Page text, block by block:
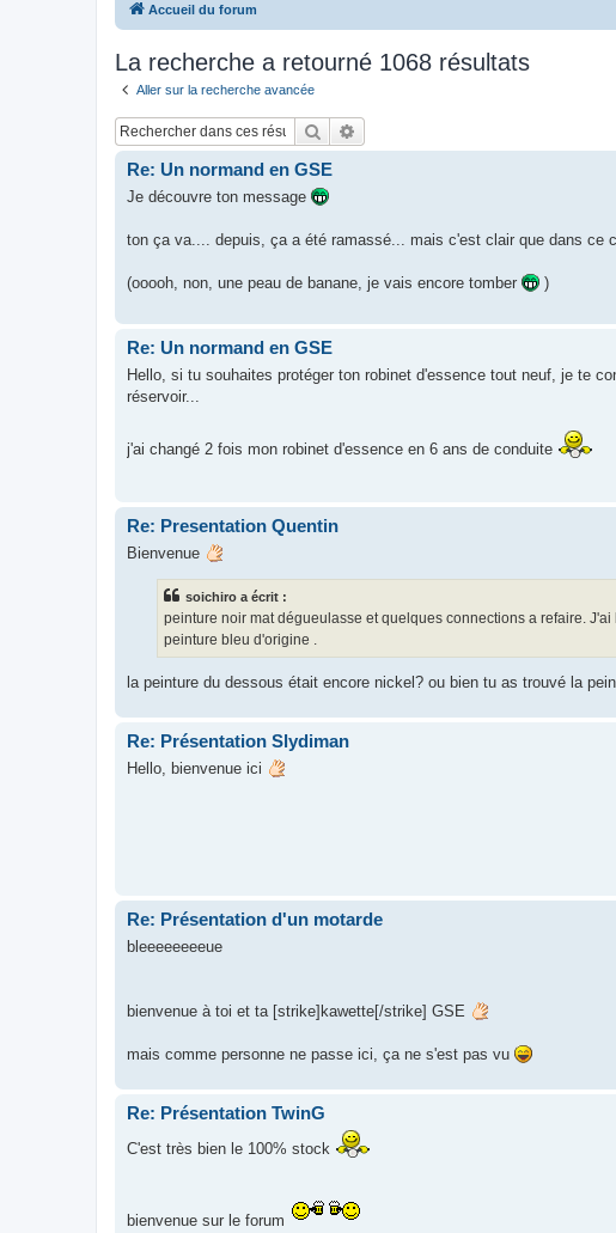
Accueil du forum
La recherche a retourné 1068 résultats
Aller sur la recherche avancée
Rechercher
Re: Un normand en GSE
Je découvre ton message
ton ça va.... depuis, ça a été ramassé... mais c'est clair que dans ce
(ooooh, non, une peau de banane, je vais encore tomber )
Re: Un normand en GSE
Hello, si tu souhaites protéger ton robinet d'essence tout neuf, je te
réservoir...
j'ai changé 2 fois mon robinet d'essence en 6 ans de conduite
Re: Presentation Quentin
Bienvenue
soichiro a écrit :
peinture noir mat dégueulasse et quelques connections a refaire.
peinture bleu d'origine .
la peinture du dessous était encore nickel? ou bien tu as trouvé la
Re: Présentation Slydiman
Hello, bienvenue ici
Re: Présentation d'un motarde
bleeeeeeeeue
bienvenue à toi et ta [strike]kawette[/strike] GSE
mais comme personne ne passe ici, ça ne s'est pas vu
Re: Présentation TwinG
C'est très bien le 100% stock
bienvenue sur le forum